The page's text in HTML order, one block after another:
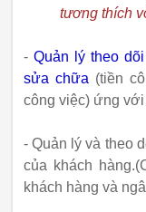
tương thích
- Quản lý theo
sửa chữa (tiền
công việc) ứng
- Quản lý và theo
của khách
khách hàng và